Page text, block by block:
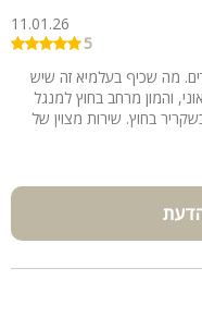
גבוה.
11.01.26
5
מה שכיף בעלמיא זה שיש
והמון מרחב בחוץ למנגל
בחוץ. שירות מצוין של